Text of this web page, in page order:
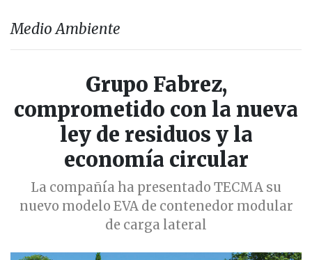
Medio Ambiente
Grupo Fabrez,
comprometido con la nueva
ley de residuos y la
economía circular
La compañía ha presentado TECMA su
nuevo modelo EVA de contenedor modular
de carga lateral